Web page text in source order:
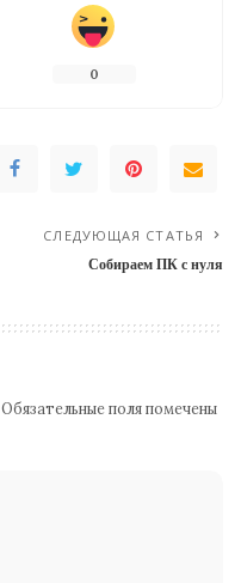
0
СЛЕДУЮЩАЯ СТАТЬЯ
Собираем ПК с нуля
Обязательные поля помечены